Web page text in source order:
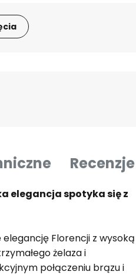
Recenzje
elegancja spotyka się z
Florencji z wysoką
żelaza i
połączeniu brązu i